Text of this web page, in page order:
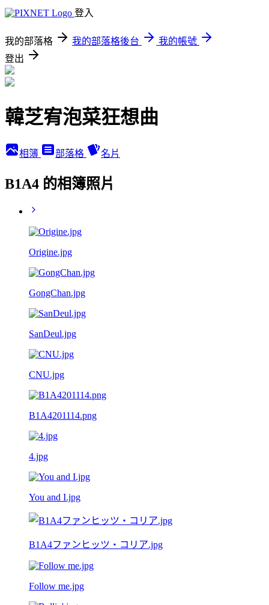
登入
我的部落格 我的部落格後台
我的帳號
登出
韓芝宥泡菜狂想曲
相簿 部落格 名片
B1A4 的相簿照片
Origine.jpg
GongChan.jpg
SanDeul.jpg
CNU.jpg
B1A4201114.png
4.jpg
You and I.jpg
B1A4ファンヒッツ・コリア.jpg
Follow me.jpg